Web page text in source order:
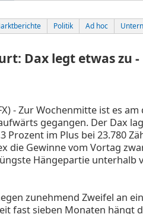
Politik Ad hoc
Dax legt etwas zu -
- Zur Wochenmitte ist es
gegangen. Der Dax
Prozent im Plus bei 23.780
die Gewinne vom Vortag
Hängepartie unterhalb
zunehmend Zweifel an
fast sieben Monaten hängt